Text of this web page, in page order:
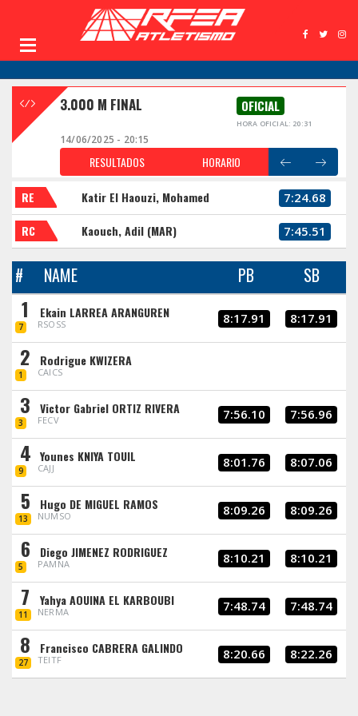
3.000 M FINAL OFICIAL
HORA OFICIAL: 20:31
14/06/2025 - 20:15
RESULTADOS HORARIO
RE Katir El Haouzi, Mohamed 7:24.68
RC Kaouch, Adil (MAR) 7:45.51
# NAME PB SB
1
7
Ekain LARREA ARANGUREN
RSOSS 8:17.91 8:17.91
2
1
Rodrigue KWIZERA
CAICS
3
3
Victor Gabriel ORTIZ RIVERA
FECV 7:56.10 7:56.96
4
9
Younes KNIYA TOUIL
CAJJ 8:01.76 8:07.06
5
13
Hugo DE MIGUEL RAMOS
NUMSO 8:09.26 8:09.26
6
5
Diego JIMENEZ RODRIGUEZ
PAMNA 8:10.21 8:10.21
7
11
Yahya AOUINA EL KARBOUBI
NERMA 7:48.74 7:48.74
8
27
Francisco CABRERA GALINDO
TEITF 8:20.66 8:22.26